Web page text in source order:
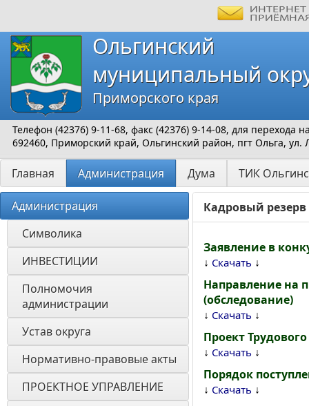
Ольгинский
муниципальный
Приморского края
Телефон (42376) 9-11-68, факс (42376) 9-14-08, для перехода
692460, Приморский край, Ольгинский район, пгт Ольга, ул.
Главная Администрация Дума ТИК
Администрация
Символика
ИНВЕСТИЦИИ
Полномочия
администрации
Устав округа
Нормативно-правовые акты
ПРОЕКТНОЕ УПРАВЛЕНИЕ
Кадровый резерв
Заявление в
↓ Скачать ↓
Направление на
(обследование)
↓ Скачать ↓
Проект
↓ Скачать ↓
Порядок
↓ Скачать ↓